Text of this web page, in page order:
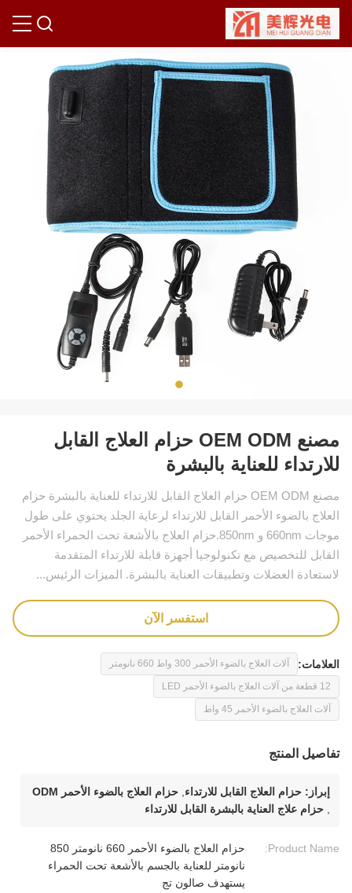
مصنع OEM ODM حزام العلاج القابل
للارتداء للعناية بالبشرة
مصنع OEM ODM حزام العلاج القابل للارتداء للعناية بالبشرة حزام
العلاج بالضوء الأحمر القابل للارتداء لرعاية الجلد يحتوي على طول
موجات 660nm و 850nm.حزام العلاج بالأشعة تحت الحمراء الأحمر
القابل للتخصيص مع تكنولوجيا أجهزة قابلة للارتداء المتقدمة
لاستعادة العضلات وتطبيقات العناية بالبشرة. الميزات الرئيس...
استفسر الآن
العلامات: آلات العلاج بالضوء الأحمر 300 واط 660 نانومتر
12 قطعة من آلات العلاج بالضوء الأحمر LED
آلات العلاج بالضوء الأحمر 45 واط
تفاصيل المنتج
إبراز: حزام العلاج القابل للارتداء حزام العلاج بالضوء الأحمر ODM
حزام علاج العناية بالبشرة القابل للارتداء
Product Name:
حزام العلاج بالضوء الأحمر 660 نانومتر 850
نانومتر للعناية بالجسم بالأشعة تحت الحمراء
يستهدف صالون تج